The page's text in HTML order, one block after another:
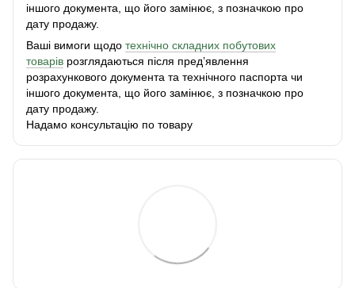
іншого документа, що його замінює, з позначкою про
дату продажу.
Ваші вимоги щодо технічно складних побутових
товарів розглядаються після пред’явлення
розрахункового документа та технічного паспорта чи
іншого документа, що його замінює, з позначкою про
дату продажу.
Надамо консультацію по товару